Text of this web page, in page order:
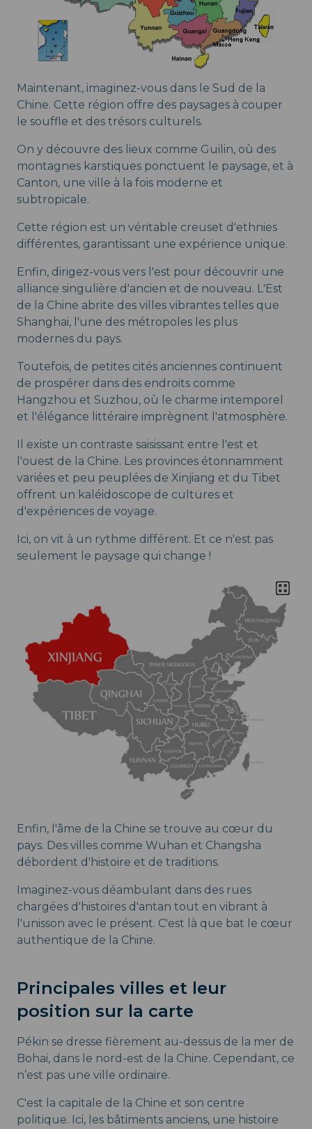
Maintenant, imaginez-vous dans le Sud de la
Chine. Cette région offre des paysages à couper
le souffle et des trésors culturels.
On y découvre des lieux comme Guilin, où des
montagnes karstiques ponctuent le paysage, et à
Canton, une ville à la fois moderne et
subtropicale.
Cette région est un véritable creuset d'ethnies
différentes, garantissant une expérience unique.
Enfin, dirigez-vous vers l'est pour découvrir une
alliance singulière d'ancien et de nouveau. L'Est
de la Chine abrite des villes vibrantes telles que
Shanghai, l'une des métropoles les plus
modernes du pays.
Toutefois, de petites cités anciennes continuent
de prospérer dans des endroits comme
Hangzhou et Suzhou, où le charme intemporel
et l'élégance littéraire imprègnent l'atmosphère.
Il existe un contraste saisissant entre l'est et
l'ouest de la Chine. Les provinces étonnamment
variées et peu peuplées de Xinjiang et du Tibet
offrent un kaléidoscope de cultures et
d'expériences de voyage.
Ici, on vit à un rythme différent. Et ce n'est pas
seulement le paysage qui change !
Enfin, l'âme de la Chine se trouve au cœur du
pays. Des villes comme Wuhan et Changsha
débordent d'histoire et de traditions.
Imaginez-vous déambulant dans des rues
chargées d'histoires d'antan tout en vibrant à
l'unisson avec le présent. C'est là que bat le cœur
authentique de la Chine.
Principales villes et leur
position sur la carte
Pékin se dresse fièrement au-dessus de la mer de
Bohai, dans le nord-est de la Chine. Cependant, ce
n’est pas une ville ordinaire.
C'est la capitale de la Chine et son centre
politique. Ici, les bâtiments anciens, une histoire